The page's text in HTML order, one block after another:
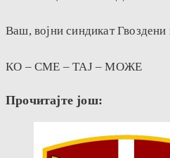
Ваш, војни синдикат Гвоздени
КО – СМЕ – ТАЈ – МОЖЕ
Прочитајте још: